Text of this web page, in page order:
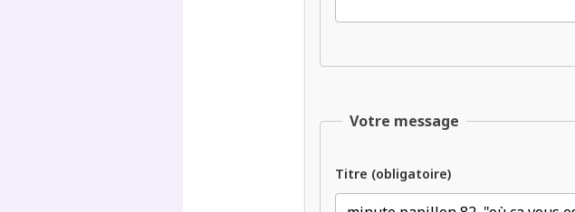
Votre message
Titre (obligatoire)